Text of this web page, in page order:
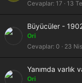
Cevaplar 17 13
Büyücüler -
Ori
Cevaplar 0 23
Yanımda varlık
Ori